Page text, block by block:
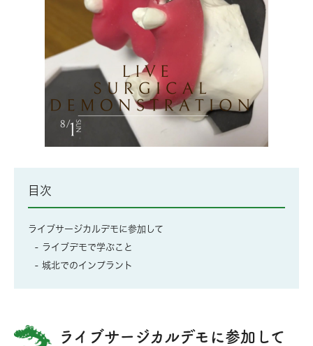
目次
ライブサージカルデモに参加して
ライブデモで学ぶこと
城北でのインプラント
ライブサージカルデモに参加して